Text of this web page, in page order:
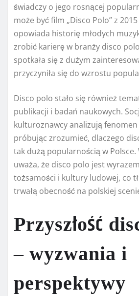
świadczy o jego rosnącej
może być film „Disco Polo” z
opowiada historię młodych
zrobić karierę w branży disco
spotkała się z dużym
przyczyniła się do wzrostu
Disco polo stało się również
publikacji i badań naukowych.
kulturoznawcy analizują
próbując zrozumieć, dlaczego
tak dużą popularnością w Polsce.
uważa, że disco polo jest
tożsamości i kultury ludowej, co
trwałą obecność na polskiej
Przyszłość
– wyzwania i
perspektywy